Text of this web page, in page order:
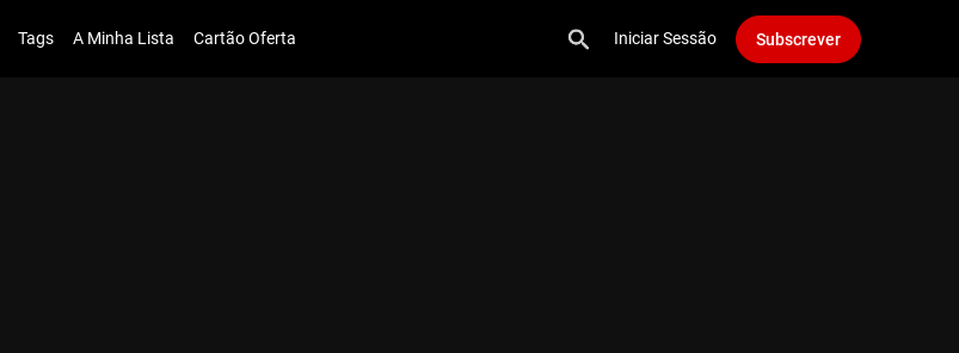
Tags A Minha Lista Cartão Oferta Iniciar Sessão Subscrever